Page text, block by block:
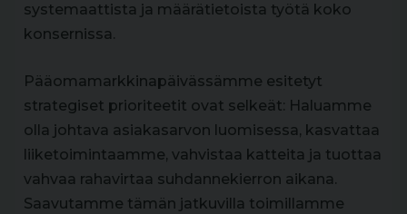
systemaattista ja määrätietoista työtä koko
konsernissa.
Pääomamarkkinapäivässämme esitetyt
strategiset prioriteetit ovat selkeät: Haluamme
olla johtava asiakasarvon luomisessa, kasvattaa
liiketoimintaamme, vahvistaa katteita ja tuottaa
vahvaa rahavirtaa suhdannekierron aikana.
Saavutamme tämän jatkuvilla toimillamme